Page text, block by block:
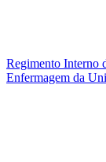
Regimento Interno
Enfermagem da